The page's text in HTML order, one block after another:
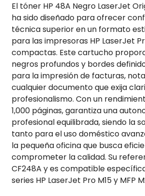
El tóner HP 48A Negro LaserJet
ha sido diseñado para ofrecer
técnica superior en un formato
para las impresoras HP LaserJet
compactas. Este cartucho
negros profundos y bordes
para la impresión de facturas,
cualquier documento que exija
profesionalismo. Con un
1,000 páginas, garantiza una
profesional equilibrada, siendo la
tanto para el uso doméstico
la pequeña oficina que busca
comprometer la calidad. Su
CF248A y es compatible
series HP LaserJet Pro M15 y MFP